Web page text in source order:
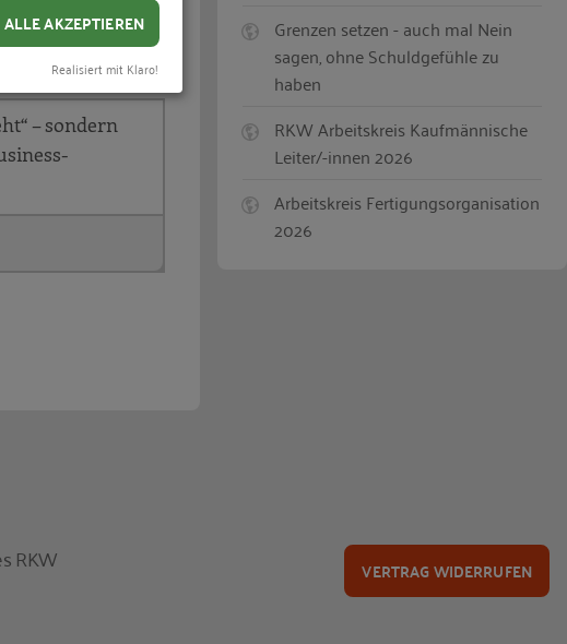
– sondern
Grenzen setzen - auch mal Nein
sagen, ohne Schuldgefühle zu
haben
RKW Arbeitskreis Kaufmännische
Leiter/-innen 2026
Arbeitskreis Fertigungsorganisation
2026
RKW VERTRAG WIDERRUFEN
ALLE AKZEPTIEREN
Realisiert mit Klaro!